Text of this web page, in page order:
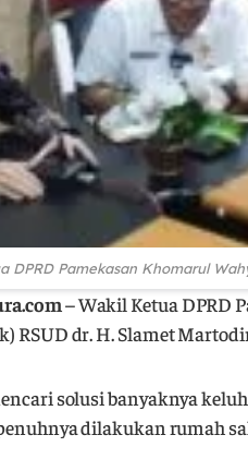
DPRD Pamekasan Khomarul
– Wakil Ketua DPRD
RSUD dr. H. Slamet
solusi banyaknya
dilakukan rumah